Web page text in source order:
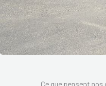
Ce que pensent